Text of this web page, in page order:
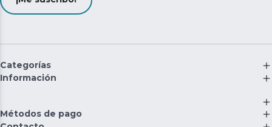
Categorías
Información
Métodos de pago